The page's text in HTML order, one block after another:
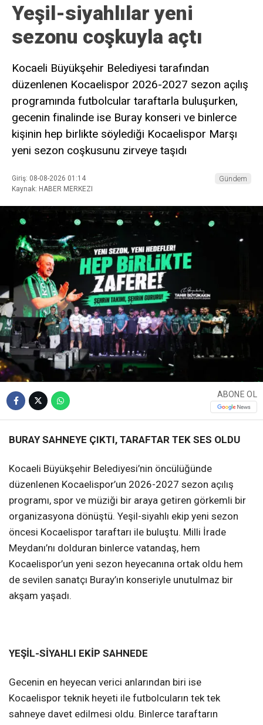
Yeşil-siyahlılar yeni
sezonu coşkuyla açtı
Kocaeli Büyükşehir Belediyesi tarafından
düzenlenen Kocaelispor 2026-2027 sezon açılış
programında futbolcular taraftarla buluşurken,
gecenin finalinde ise Buray konseri ve binlerce
kişinin hep birlikte söylediği Kocaelispor Marşı
yeni sezon coşkusunu zirveye taşıdı
Giriş: 08-08-2026 01:14
Kaynak: HABER MERKEZI
Gündem
ABONE OL
BURAY SAHNEYE ÇIKTI, TARAFTAR TEK SES OLDU
Kocaeli Büyükşehir Belediyesi’nin öncülüğünde
düzenlenen Kocaelispor’un 2026-2027 sezon açılış
programı, spor ve müziği bir araya getiren görkemli bir
organizasyona dönüştü. Yeşil-siyahlı ekip yeni sezon
öncesi Kocaelispor taraftarı ile buluştu. Milli İrade
Meydanı’nı dolduran binlerce vatandaş, hem
Kocaelispor’un yeni sezon heyecanına ortak oldu hem
de sevilen sanatçı Buray’ın konseriyle unutulmaz bir
akşam yaşadı.
YEŞİL-SİYAHLI EKİP SAHNEDE
Gecenin en heyecan verici anlarından biri ise
Kocaelispor teknik heyeti ile futbolcuların tek tek
sahneye davet edilmesi oldu. Binlerce taraftarın